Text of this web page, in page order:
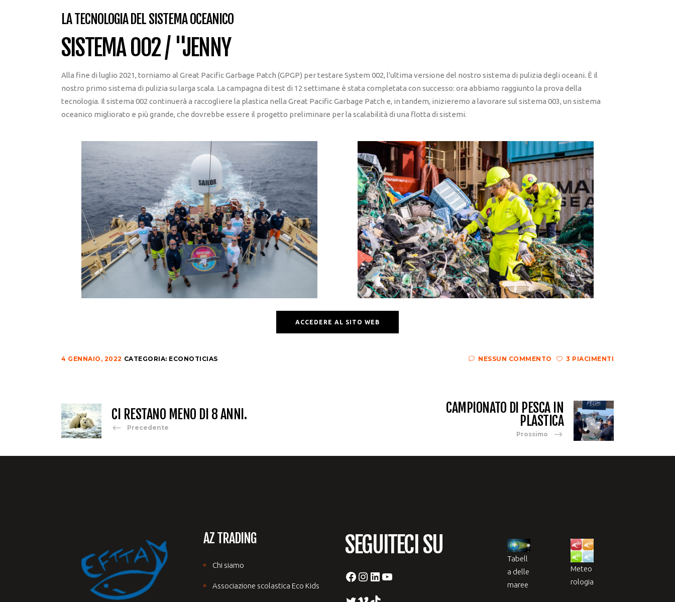
LA TECNOLOGIA DEL SISTEMA OCEANICO
SISTEMA 002 / "JENNY
Alla fine di luglio 2021, torniamo al Great Pacific Garbage Patch (GPGP) per testare System 002, l'ultima versione del nostro sistema di pulizia degli oceani. È il
nostro primo sistema di pulizia su larga scala. La campagna di test di 12 settimane è stata completata con successo: ora abbiamo raggiunto la prova della
tecnologia. Il sistema 002 continuerà a raccogliere la plastica nella Great Pacific Garbage Patch e, in tandem, inizieremo a lavorare sul sistema 003, un sistema
oceanico migliorato e più grande, che dovrebbe essere il progetto preliminare per la scalabilità di una flotta di sistemi.
ACCEDERE AL SITO WEB
4 GENNAIO, 2022 CATEGORIA: ECONOTICIAS NESSUN COMMENTO 3 PIACIMENTI
CI RESTANO MENO DI 8 ANNI.
Precedente
CAMPIONATO DI PESCA IN
PLASTICA
Prossimo
AZ TRADING
Chi siamo
Associazione scolastica Eco Kids
SEGUITECI SU
Facebook
Instagram
LinkedIn
YouTube
Tabell
a delle
maree
Meteo
rologia